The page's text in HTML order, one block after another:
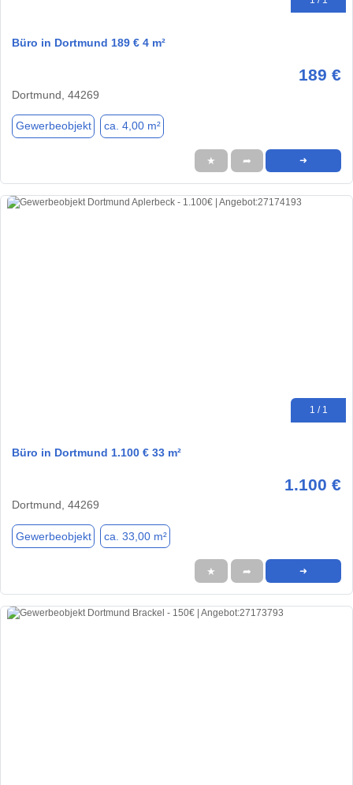
Büro in Dortmund 189 € 4 m²
189 €
Dortmund, 44269
Gewerbeobjekt ca. 4,00 m²
★ ➦ ➜
1 / 1
Büro in Dortmund 1.100 € 33 m²
1.100 €
Dortmund, 44269
Gewerbeobjekt ca. 33,00 m²
★ ➦ ➜